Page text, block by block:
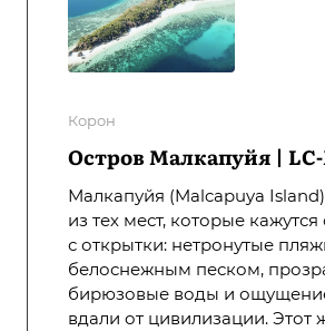
Корон
Остров Малкапуйя |
Малкапуйя (Malcapuya
из тех мест, которые
с открытки: нетронутые
белоснежным песком,
бирюзовые воды и
вдали от цивилизации. Этот